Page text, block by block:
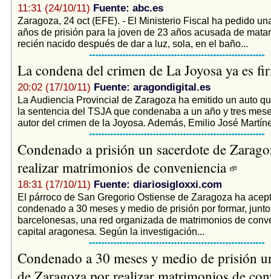
11:31 (24/10/11) Fuente: abc.es
Zaragoza, 24 oct (EFE). - El Ministerio Fiscal ha pedido
años de prisión para la joven de 23 años acusada de
recién nacido después de dar a luz, sola, en el baño...
La condena del crimen de La Joyosa ya es
20:02 (17/10/11) Fuente: aragondigital.es
La Audiencia Provincial de Zaragoza ha emitido un auto
la sentencia del TSJA que condenaba a un año y tres
autor del crimen de la Joyosa. Además, Emilio José
Condenado a prisión un sacerdote de
realizar matrimonios de conveniencia
18:31 (17/10/11) Fuente: diariosigloxxi.com
El párroco de San Gregorio Ostiense de Zaragoza ha
condenado a 30 meses y medio de prisión por formar,
barcelonesas, una red organizada de matrimonios de
capital aragonesa. Según la investigación...
Condenado a 30 meses y medio de prisión